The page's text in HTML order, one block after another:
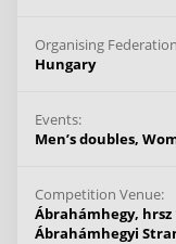
Organising
Hungary
Events:
Men’s doubles,
Competition Venue:
Ábrahámhegy, hrsz
Ábrahámhegyi